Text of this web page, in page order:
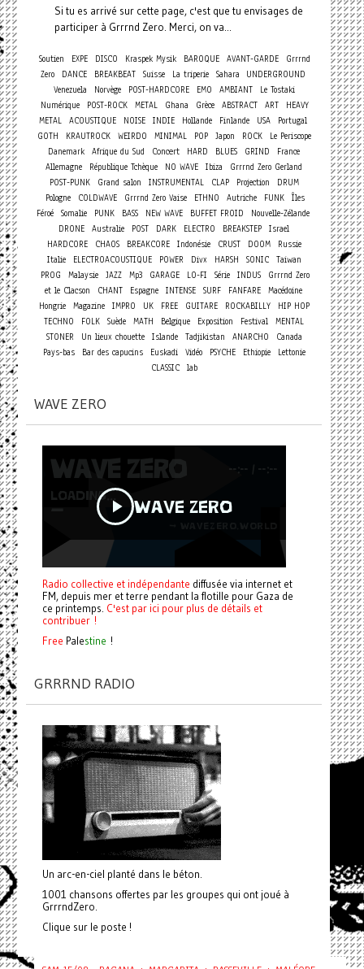
Si tu es arrivé sur cette page, c'est que tu envisages de
participer à Grrrnd Zero. Merci, on va...
Soutien EXPE DISCO Kraspek Mysik BAROQUE AVANT-GARDE
Grrrnd
Zero
DANCE BREAKBEAT Suisse La triperie Sahara
UNDERGROUND
Venezuela
Norvège POST-HARDCORE EMO AMBIANT
Le Tostaki
Numérique
POST-ROCK METAL Ghana Grèce ABSTRACT ART
HEAVY
METAL ACOUSTIQUE NOISE INDIE Hollande Finlande USA
Portugal
GOTH
KRAUTROCK WEIRDO MINIMAL POP Japon ROCK
Le Periscope
Danemark Afrique du Sud Concert HARD BLUES GRIND
France
Allemagne
République Tchèque NO WAVE Ibiza
Grrrnd Zero Gerland
POST-PUNK
Grand salon INSTRUMENTAL CLAP Projection
DRUM
Pologne
COLDWAVE Grrrnd Zero Vaise ETHNO Autriche FUNK
Îles
Féroé Somalie PUNK BASS NEW WAVE BUFFET FROID
Nouvelle-Zélande
DRONE Australie POST DARK ELECTRO BREAKSTEP Israel
HARDCORE
CHAOS BREAKCORE Indonésie CRUST DOOM
Russie
Italie
ELECTROACOUSTIQUE POWER Divx HARSH SONIC
Taiwan
PROG
Malaysie JAZZ Mp3 GARAGE LO-FI Série INDUS
Grrrnd Zero
et le Clacson
CHANT Espagne INTENSE SURF FANFARE
Macédoine
Hongrie
Magazine IMPRO UK FREE GUITARE ROCKABILLY
HIP HOP
TECHNO
FOLK Suède MATH Belgique Exposition Festival MENTAL
STONER
Un lieux chouette Islande Tadjikistan ANARCHO
Canada
Pays-bas
Bar des capucins Euskadi Vidéo PSYCHE Ethiopie
Lettonie
CLASSIC
lab
WAVE ZERO
Radio collective et indépendante diffusée via internet et
FM, depuis mer et terre pendant la flotille pour Gaza de
ce printemps. C'est par ici pour plus de détails et
contribuer !
Free Palestine !
GRRRND RADIO
Un arc-en-ciel planté dans le béton.
1001 chansons offertes par les groupes qui ont joué à
GrrrndZero.
Clique sur le poste !